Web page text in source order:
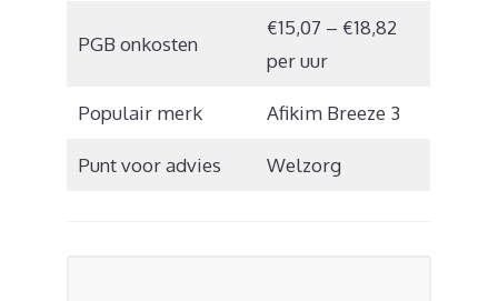
PGB onkosten
€15,07 – €18,82
per uur
Populair merk Afikim Breeze 3
Punt voor advies Welzorg